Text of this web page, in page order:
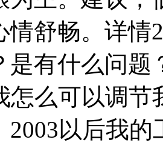
情舒畅。详
是有什么问
怎么可以调
2003以后我